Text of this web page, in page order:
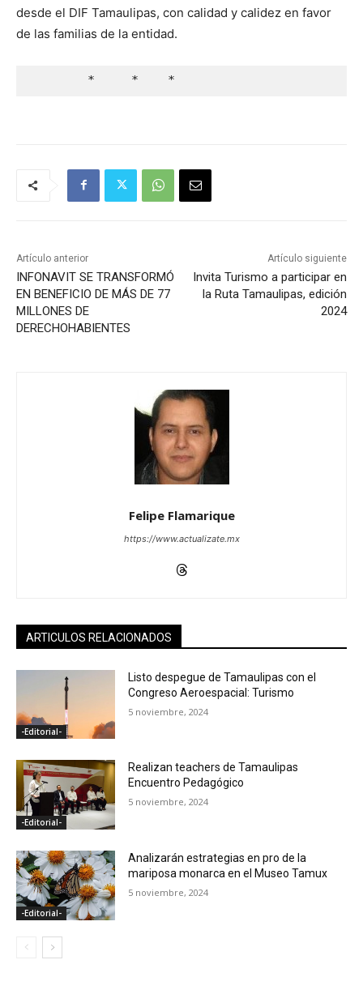
desde el DIF Tamaulipas, con calidad y calidez en favor
de las familias de la entidad.
        *     *    *
Artículo anterior
INFONAVIT SE TRANSFORMÓ
EN BENEFICIO DE MÁS DE 77
MILLONES DE
DERECHOHABIENTES
Artículo siguiente
Invita Turismo a participar en
la Ruta Tamaulipas, edición
2024
Felipe Flamarique
https://www.actualizate.mx
ARTICULOS RELACIONADOS
-Editorial-
Listo despegue de Tamaulipas con el
Congreso Aeroespacial: Turismo
5 noviembre, 2024
-Editorial-
Realizan teachers de Tamaulipas
Encuentro Pedagógico
5 noviembre, 2024
-Editorial-
Analizarán estrategias en pro de la
mariposa monarca en el Museo Tamux
5 noviembre, 2024